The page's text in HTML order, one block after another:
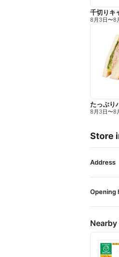
千切りキ
8月3日〜8
たっぷり
8月3日〜8
Store
Address
Opening